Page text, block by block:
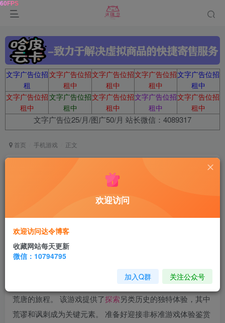
文字广告位招
租
文字广告位招
租中
文字广告位招
租中
文字广告位招
租中
文字广告位招
租中
文字广告位招
租中
文字广告位招
租中
文字广告位招
租中
文字广告位招
租中
文字广告位招
租中
文字广告位25/月/图广50/月 站长微信：4089317
首页 手机游戏 正文
游戏介绍
希特勒是我的迷恋是一场荒诞的冒险，您将陷入黑色幽
默和讽刺的世界。 你必须扮演一个爱上希特勒却又不想分享
他的女孩的角色，与被破坏分子俘虏的希特勒一起踏上一段
荒唐的旅程。 该游戏提供了探索另类历史的独特体验，其中
荒谬和讽刺成为关键元素。 准备好迎接非标准游戏体验鉴赏
欢迎访问
欢迎访问达令博客
收藏网站每天更新
微信：10794795
加入Q群 关注公众号